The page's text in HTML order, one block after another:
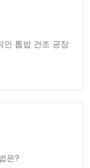
인 톱밥 건조 공장
은?